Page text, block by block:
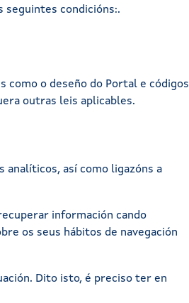
seguintes condicións:.
o deseño do Portal e códigos
outras leis aplicables.
analíticos, así como ligazóns a
información cando
os seus hábitos de navegación
Dito isto, é preciso ter en